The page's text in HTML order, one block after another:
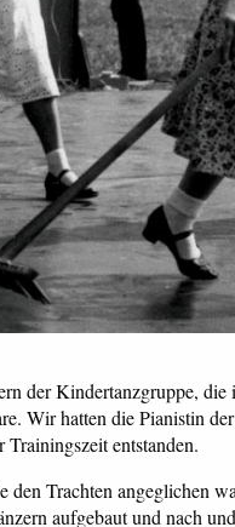
der Kindertanzgruppe,
Wir hatten die Pianistin
entstanden.
Trachten angeglichen
aufgebaut und nach